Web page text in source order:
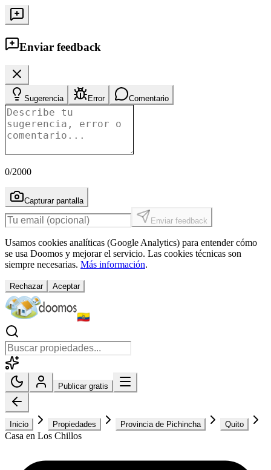
Enviar feedback
Sugerencia Error Comentario
0/2000
Capturar pantalla
Enviar feedback
Usamos cookies analíticas (Google Analytics) para entender cómo
se usa Doomos y mejorar el servicio. Las cookies técnicas son
siempre necesarias. Más información.
Rechazar Aceptar
Publicar gratis
Inicio Propiedades Provincia de Pichincha Quito
Casa en Los Chillos